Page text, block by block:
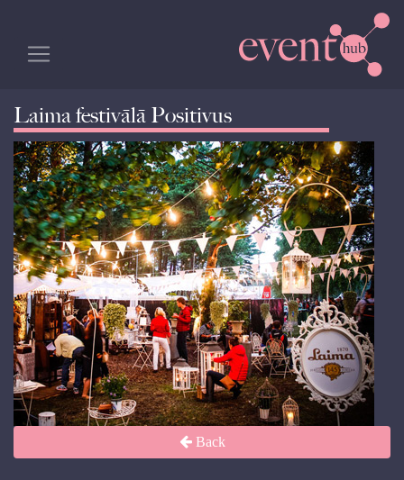
Laima festivālā Positivus
Back